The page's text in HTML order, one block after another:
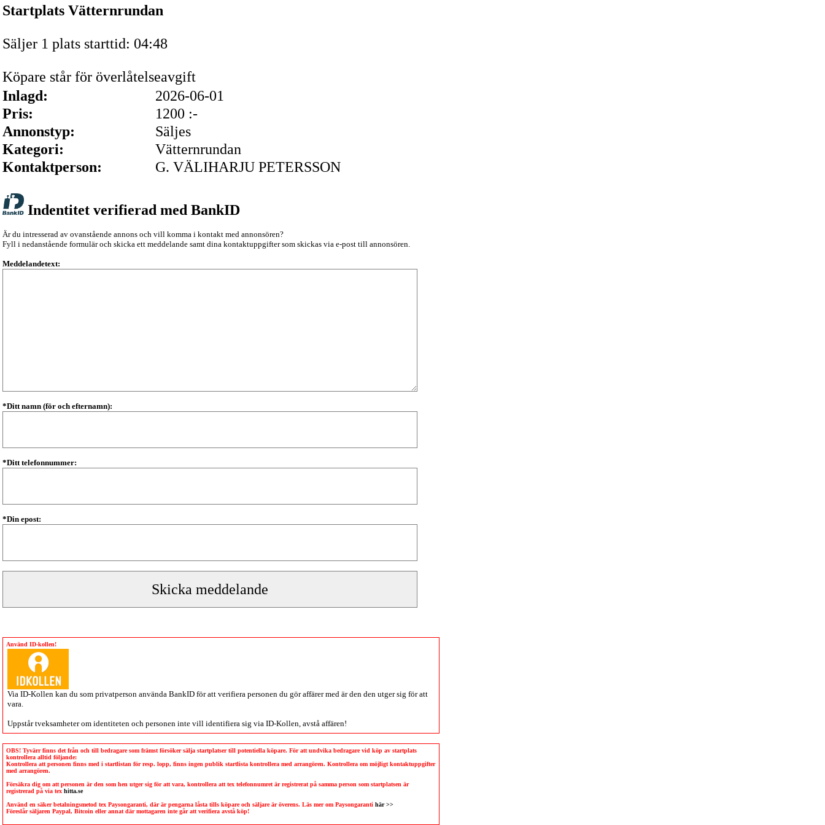
Startplats Vätternrundan
Säljer 1 plats starttid: 04:48
Köpare står för överlåtelseavgift
Inlagd:
2026-06-01
Pris:
1200 :-
Annonstyp:
Säljes
Kategori:
Vätternrundan
Kontaktperson:
G. VÄLIHARJU PETERSSON
Indentitet verifierad med BankID
Är du intresserad av ovanstående annons och vill komma i kontakt med annonsören?
Fyll i nedanstående formulär och skicka ett meddelande samt dina kontaktuppgifter som skickas via e-post till annonsören.
Meddelandetext:
*Ditt namn (för och efternamn):
*Ditt telefonnummer:
*Din epost:
Använd ID-kollen!
Via ID-Kollen kan du som privatperson använda BankID för att verifiera personen du gör affärer med är den den utger sig för att
vara.
Uppstår tveksamheter om identiteten och personen inte vill identifiera sig via ID-Kollen , avstå affären!
OBS! Tyvärr finns det från och till bedragare som främst försöker sälja startplatser till potentiella köpare. För att undvika bedragare vid köp av startplats
kontrollera alltid följande:
Kontrollera att personen finns med i startlistan för resp. lopp, finns ingen publik startlista kontrollera med arrangören. Kontrollera om möjligt kontaktuppgifter
med arrangören.
Försäkra dig om att personen är den som hen utger sig för att vara, kontrollera att tex telefonnumret är registrerat på samma person som startplatsen är
registrerad på via tex hitta.se
Använd en säker betalningsmetod tex Paysongaranti, där är pengarna låsta tills köpare och säljare är överens. Läs mer om Paysongaranti här >>
Föreslår säljaren Paypal, Bitcoin eller annat där mottagaren inte går att verifiera avstå köp!